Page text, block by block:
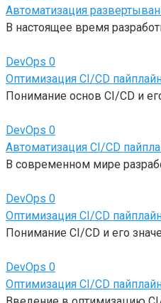
Автоматизация
В настоящее время
DevOps 0
Оптимизация CI/CD
Понимание основ CI/CD и
DevOps 0
Автоматизация CI/CD
В современном мире
DevOps 0
Оптимизация CI/CD
Понимание CI/CD и его
DevOps 0
Оптимизация CI/CD